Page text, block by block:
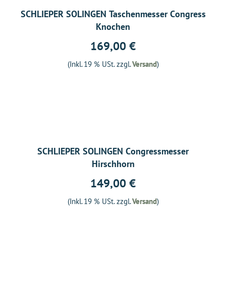
SCHLIEPER SOLINGEN Taschenmesser Congress
Knochen
169,00 €
(Inkl. 19 % USt. zzgl.Versand)
SCHLIEPER SOLINGEN Congressmesser
Hirschhorn
149,00 €
(Inkl. 19 % USt. zzgl.Versand)